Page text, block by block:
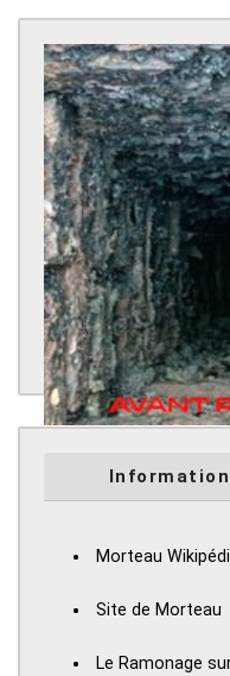
Morteau
Site de Morteau
Le Ramonage